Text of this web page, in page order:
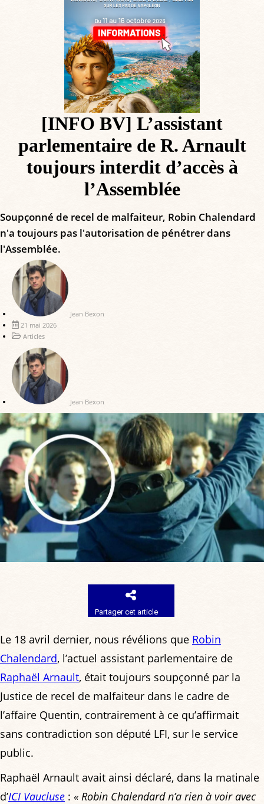
[INFO BV] L’assistant
parlementaire de R. Arnault
toujours interdit d’accès à
l’Assemblée
Soupçonné de recel de malfaiteur, Robin Chalendard
n'a toujours pas l'autorisation de pénétrer dans
l'Assemblée.
Jean Bexon
21 mai 2026
Articles
Jean Bexon
Partager cet article
Le 18 avril dernier, nous révélions que Robin
Chalendard, l’actuel assistant parlementaire de
Raphaël Arnault, était toujours soupçonné par la
Justice de recel de malfaiteur dans le cadre de
l’affaire Quentin, contrairement à ce qu’affirmait
sans contradiction son député LFI, sur le service
public.
Raphaël Arnault avait ainsi déclaré, dans la matinale
d’ICI Vaucluse : « Robin Chalendard n’a rien à voir avec